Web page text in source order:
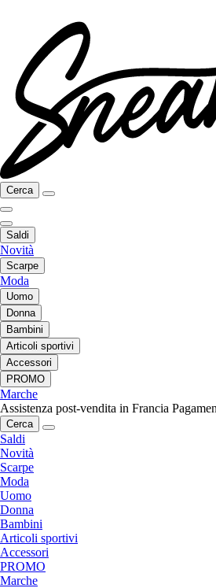
Cerca
Saldi
Novità
Scarpe
Moda
Uomo
Donna
Bambini
Articoli sportivi
Accessori
PROMO
Marche
Assistenza post-vendita in Francia
Cerca
Saldi
Novità
Scarpe
Moda
Uomo
Donna
Bambini
Articoli sportivi
Accessori
PROMO
Marche